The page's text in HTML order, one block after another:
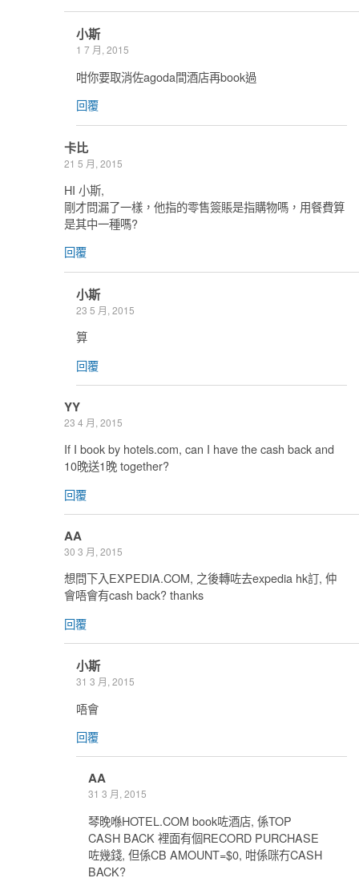
小斯
1 7 月, 2015
咁你要取消佐agoda間酒店再book過
回覆
卡比
21 5 月, 2015
HI 小斯,
剛才問漏了一樣，他指的零售簽賬是指購物嗎，用餐費算
是其中一種嗎?
回覆
小斯
23 5 月, 2015
算
回覆
YY
23 4 月, 2015
If I book by hotels.com, can I have the cash back and
10晚送1晚 together?
回覆
AA
30 3 月, 2015
想問下入EXPEDIA.COM, 之後轉咗去expedia hk訂, 仲
會唔會有cash back? thanks
回覆
小斯
31 3 月, 2015
唔會
回覆
AA
31 3 月, 2015
琴晚喺HOTEL.COM book咗酒店, 係TOP
CASH BACK 裡面有個RECORD PURCHASE
咗幾錢, 但係CB AMOUNT=$0, 咁係咪冇CASH
BACK?